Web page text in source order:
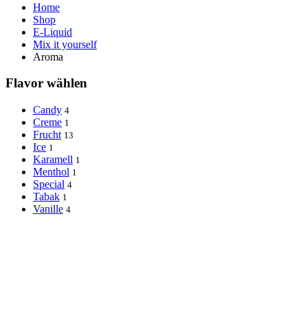
Home
Shop
E-Liquid
Mix it yourself
Aroma
Flavor wählen
Candy 4
Creme 1
Frucht 13
Ice 1
Karamell 1
Menthol 1
Special 4
Tabak 1
Vanille 4